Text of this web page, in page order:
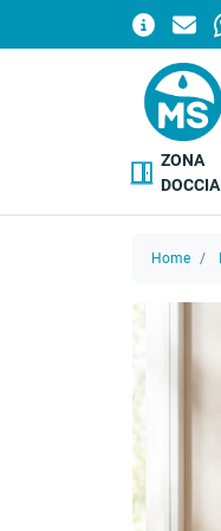
ZONA
DOCCIA
Home